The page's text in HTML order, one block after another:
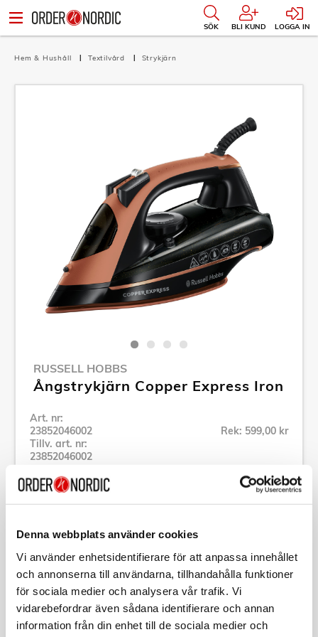
Denna webbplats använder cookies
Vi använder enhetsidentifierare för att anpassa innehållet
och annonserna till användarna, tillhandahålla funktioner
för sociala medier och analysera vår trafik. Vi
vidarebefordrar även sådana identifierare och annan
information från din enhet till de sociala medier och
SÖK BLI KUND LOGGA IN
Hem & Hushåll Textilvård Strykjärn
RUSSELL HOBBS
Ångstrykjärn Copper Express Iron
Art. nr:
23852046002
Tillv. art. nr:
23852046002
Rek: 599,00 kr
Specifikation
Beskrivning
Art. nr:23852046002
Tillv. art. nr: